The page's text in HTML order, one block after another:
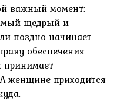
важный момент:
щедрый и
поздно начинает
обеспечения
принимает
женщине приходится